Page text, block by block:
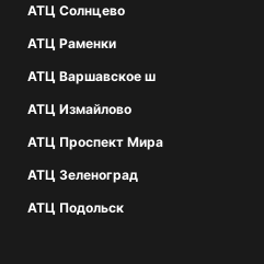
АТЦ Солнцево
АТЦ Раменки
АТЦ Варшавское ш
АТЦ Измайлово
АТЦ Проспект Мира
АТЦ Зеленоград
АТЦ Подольск